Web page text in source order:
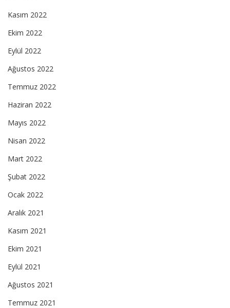
Kasım 2022
Ekim 2022
Eylül 2022
Ağustos 2022
Temmuz 2022
Haziran 2022
Mayıs 2022
Nisan 2022
Mart 2022
Şubat 2022
Ocak 2022
Aralık 2021
Kasım 2021
Ekim 2021
Eylül 2021
Ağustos 2021
Temmuz 2021